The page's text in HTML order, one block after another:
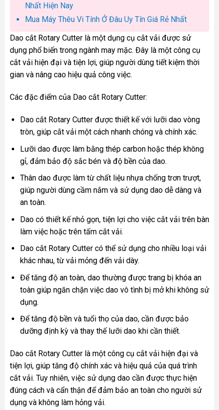
Nhất Hiện Nay
Mua Máy Thêu Vi Tính Ở Đâu Uy Tín Giá Rẻ Nhất
Dao cắt Rotary Cutter là một dụng cụ cắt vải được sử
dụng phổ biến trong ngành may mặc. Đây là một công cụ
cắt vải hiện đại và tiện lợi, giúp người dùng tiết kiệm thời
gian và nâng cao hiệu quả công việc.
Các đặc điểm của Dao cắt Rotary Cutter:
Dao cắt Rotary Cutter được thiết kế với lưỡi dao vòng
tròn, giúp cắt vải một cách nhanh chóng và chính xác.
Lưỡi dao được làm bằng thép carbon hoặc thép không
gỉ, đảm bảo độ sắc bén và độ bền của dao.
Thân dao được làm từ chất liệu nhựa chống trơn trượt,
giúp người dùng cầm nắm và sử dụng dao dễ dàng và
an toàn.
Dao có thiết kế nhỏ gọn, tiện lợi cho việc cắt vải trên bàn
làm việc hoặc trên tấm cắt vải.
Dao cắt Rotary Cutter có thể sử dụng cho nhiều loại vải
khác nhau, từ vải mỏng đến vải dày.
Để tăng độ an toàn, dao thường được trang bị khóa an
toàn giúp ngăn chặn việc dao vô tình bị mở khi không sử
dụng.
Để tăng độ bền và tuổi thọ của dao, cần được bảo
dưỡng định kỳ và thay thế lưỡi dao khi cần thiết.
Dao cắt Rotary Cutter là một công cụ cắt vải hiện đại và
tiện lợi, giúp tăng độ chính xác và hiệu quả của quá trình
cắt vải. Tuy nhiên, việc sử dụng dao cần được thực hiện
đúng cách và cẩn thận để đảm bảo an toàn cho người sử
dụng và không làm hỏng vải.